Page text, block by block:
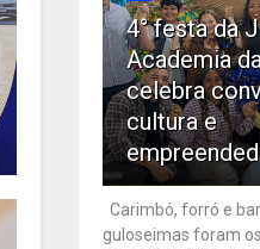
4° festa da
Academia
celebra
cultura e
Carimbó, forró e
guloseimas foram